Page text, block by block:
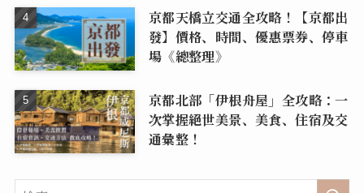
京都天橋立交通全攻略！【京都出
發】價格、時間、優惠票券、停車
場《總整理》
京都北部「伊根舟屋」全攻略：一
次掌握絕世美景、美食、住宿及交
通彙整！